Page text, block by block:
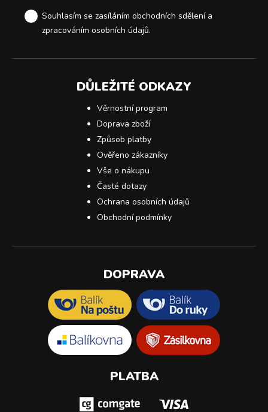
Souhlasím se zasíláním obchodních sdělení a
zpracováním osobních údajů.
DŮLEŽITÉ ODKAZY
Věrnostní program
Doprava zboží
Způsob platby
Ověřeno zákazníky
Vše o nákupu
Časté dotazy
Ochrana osobních údajů
Obchodní podmínky
DOPRAVA
PLATBA